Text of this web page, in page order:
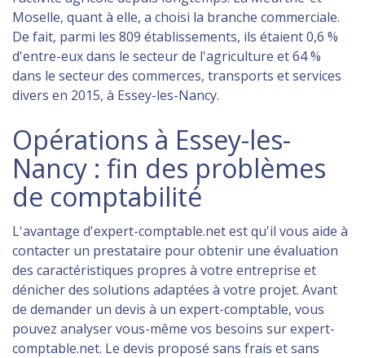
Moselle, quant à elle, a choisi la branche commerciale.
De fait, parmi les 809 établissements, ils étaient 0,6 %
d'entre-eux dans le secteur de l'agriculture et 64 %
dans le secteur des commerces, transports et services
divers en 2015, à Essey-les-Nancy.
Opérations à Essey-les-
Nancy : fin des problèmes
de comptabilité
L'avantage d'expert-comptable.net est qu'il vous aide à
contacter un prestataire pour obtenir une évaluation
des caractéristiques propres à votre entreprise et
dénicher des solutions adaptées à votre projet. Avant
de demander un devis à un expert-comptable, vous
pouvez analyser vous-même vos besoins sur expert-
comptable.net. Le devis proposé sans frais et sans